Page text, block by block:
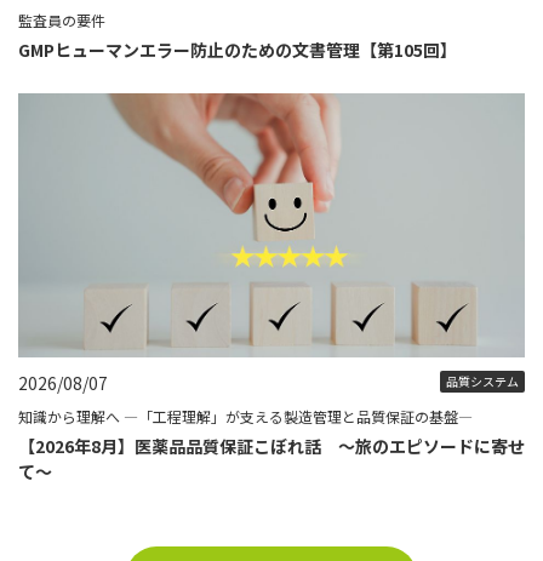
監査員の要件
GMPヒューマンエラー防止のための文書管理【第105回】
2026/08/07 品質システム
知識から理解へ ―「工程理解」が支える製造管理と品質保証の基盤―
【2026年8月】医薬品品質保証こぼれ話 ～旅のエピソードに寄せ
て～